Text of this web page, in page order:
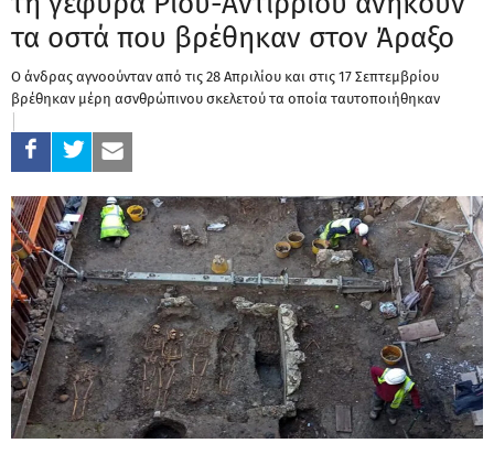
τα οστά που βρέθηκαν στον Άραξο
Ο άνδρας αγνοούνταν από τις 28 Απριλίου και στις 17 Σεπτεμβρίου
βρέθηκαν μέρη ασνθρώπινου σκελετού τα οποία ταυτοποιήθηκαν